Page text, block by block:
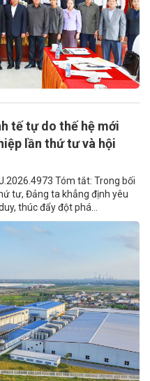
tế tự do thế hệ mới
lần thứ tư và hội
Tóm tắt: Trong bối
tư, Đảng ta khẳng định yêu
thúc đẩy đột phá...